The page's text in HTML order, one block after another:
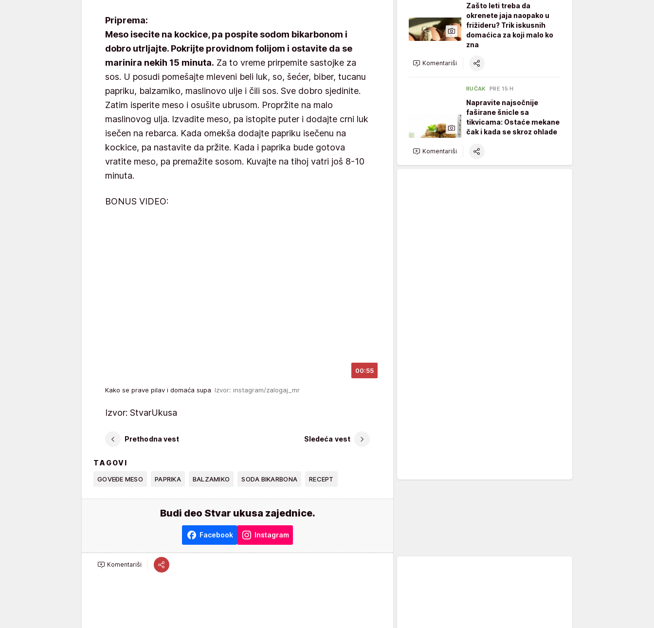
Priprema:
Meso isecite na kockice, pa pospite sodom bikarbonom i
dobro utrljajte. Pokrijte providnom folijom i ostavite da se
marinira nekih 15 minuta. Za to vreme prirpemite sastojke za
sos. U posudi pomešajte mleveni beli luk, so, šećer, biber, tucanu
papriku, balzamiko, maslinovo ulje i čili sos. Sve dobro sjedinite.
Zatim isperite meso i osušite ubrusom. Propržite na malo
maslinovog ulja. Izvadite meso, pa istopite puter i dodajte crni luk
isečen na rebarca. Kada omekša dodajte papriku isečenu na
kockice, pa nastavite da pržite. Kada i paprika bude gotova
vratite meso, pa premažite sosom. Kuvajte na tihoj vatri još 8-10
minuta.
BONUS VIDEO:
00:55
Kako se prave pilav i domaća supa Izvor: instagram/zalogaj_mr
Izvor: StvarUkusa
Prethodna vest Sledeća vest
TAGOVI
GOVEĐE MESO PAPRIKA BALZAMIKO SODA BIKARBONA RECEPT
Budi deo Stvar ukusa zajednice.
Facebook Instagram
Komentariši
Zašto leti treba da
okrenete jaja naopako u
frižideru? Trik iskusnih
domaćica za koji malo ko
zna
Komentariši
RUČAK PRE 15 H
Napravite najsočnije
faširane šnicle sa
tikvicama: Ostaće mekane
čak i kada se skroz ohlade
Komentariši